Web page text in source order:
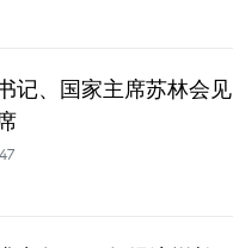
记、国家主席苏林会见